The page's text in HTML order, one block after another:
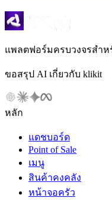
แพลตฟอร์มครบวงจรสำห
ขอสรุป AI เกี่ยวกับ klikit
หลัก
แดชบอร์ด
Point of Sale
เมนู
สินค้าคงคลัง
หน้าจอครัว